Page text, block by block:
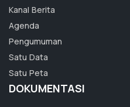
Kanal Berita
Agenda
Pengumuman
Satu Data
Satu Peta
DOKUMENTASI